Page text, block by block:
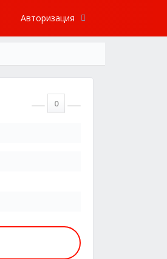
Авторизация
0